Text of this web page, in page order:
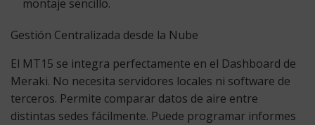
montaje sencillo.
Gestión Centralizada desde la Nube
El MT15 se integra perfectamente en el Dashboard de
Meraki. No necesita servidores locales ni software de
terceros. Permite comparar datos de aire entre
distintas sedes fácilmente. Puede programar informes